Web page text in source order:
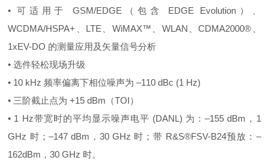
• 可适用于 GSM/EDGE（包含 EDGE Evolution）、
WCDMA/HSPA+、LTE、WiMAX™、WLAN、CDMA2000®、
1xEV-DO 的测量应用及矢量信号分析
• 选件轻松现场升级
• 10 kHz 频率偏离下相位噪声为 –110 dBc (1 Hz)
• 三阶截止点为 +15 dBm（TOI）
• 1 Hz带宽时的平均显示噪声电平 (DANL) 为：–155 dBm，1
GHz 时；–147 dBm，30 GHz 时；带 R&S®FSV-B24预放：–
162dBm，30 GHz 时。